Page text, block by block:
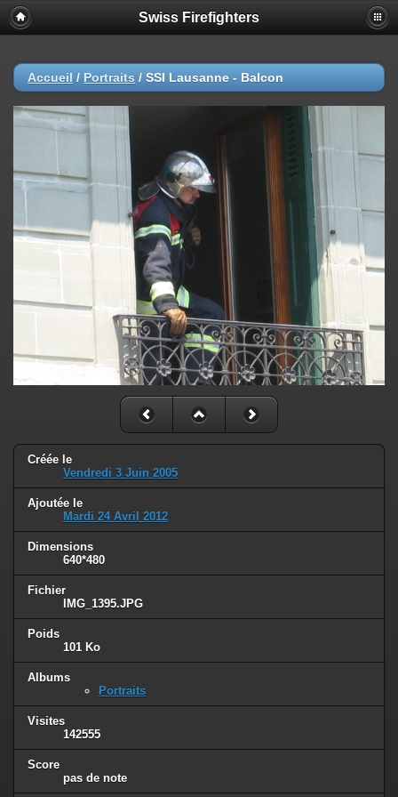
Swiss Firefighters
Accueil / Portraits / SSI Lausanne - Balcon
Créée le
Vendredi 3 Juin 2005
Ajoutée le
Mardi 24 Avril 2012
Dimensions
640*480
Fichier
IMG_1395.JPG
Poids
101 Ko
Albums
Portraits
Visites
142555
Score
pas de note